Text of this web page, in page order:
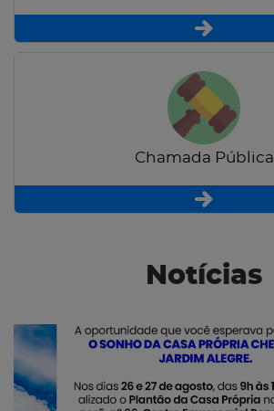
Chamada Pública
Notícias